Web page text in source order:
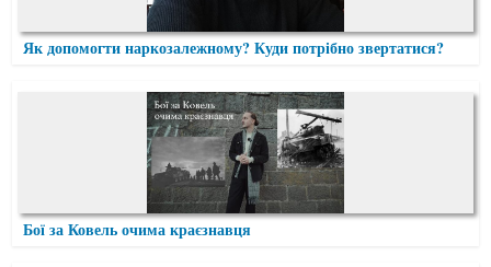
Як допомогти наркозалежному? Куди потрібно звертатися?
Бої за Ковель очима краєзнавця